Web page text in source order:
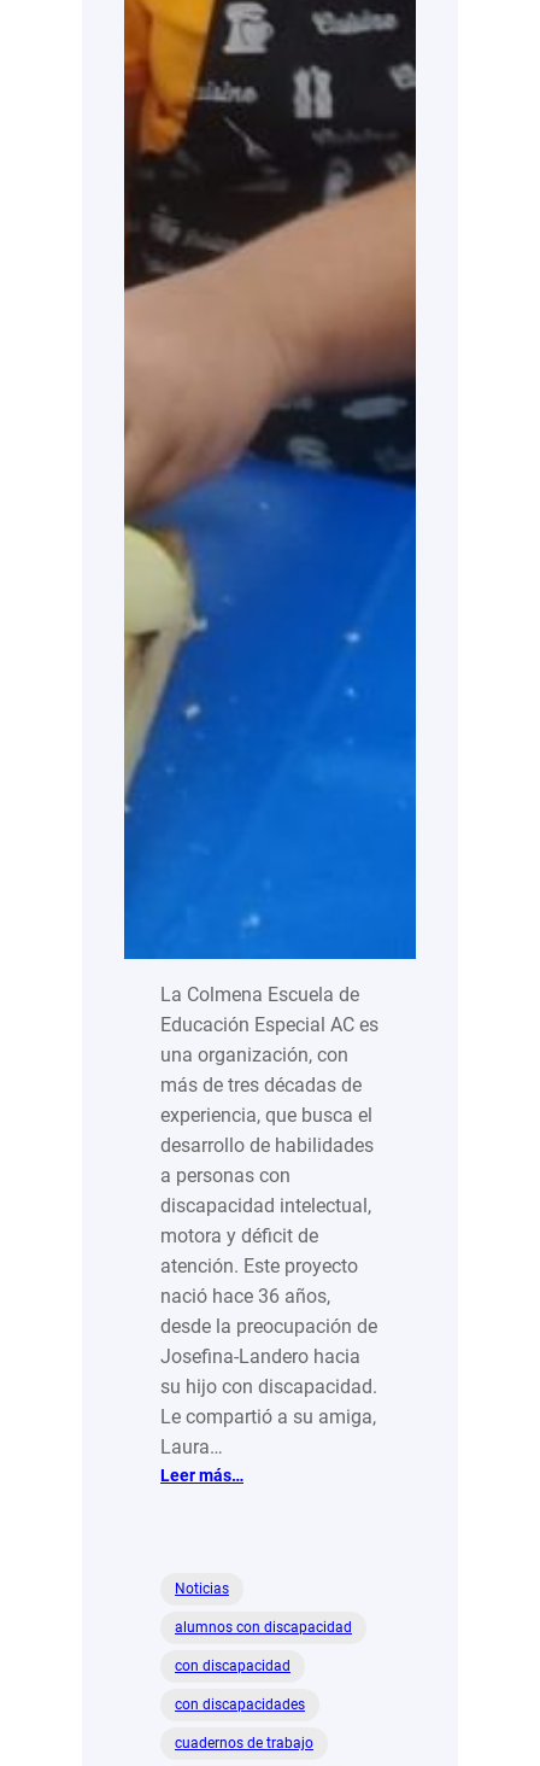
La Colmena Escuela de
Educación Especial AC es
una organización, con
más de tres décadas de
experiencia, que busca el
desarrollo de habilidades
a personas con
discapacidad intelectual,
motora y déficit de
atención. Este proyecto
nació hace 36 años,
desde la preocupación de
Josefina-Landero hacia
su hijo con discapacidad.
Le compartió a su amiga,
Laura…
Leer más…
experiencia
Noticias
alumnos con discapacidad
con discapacidad
con discapacidades
cuadernos de trabajo